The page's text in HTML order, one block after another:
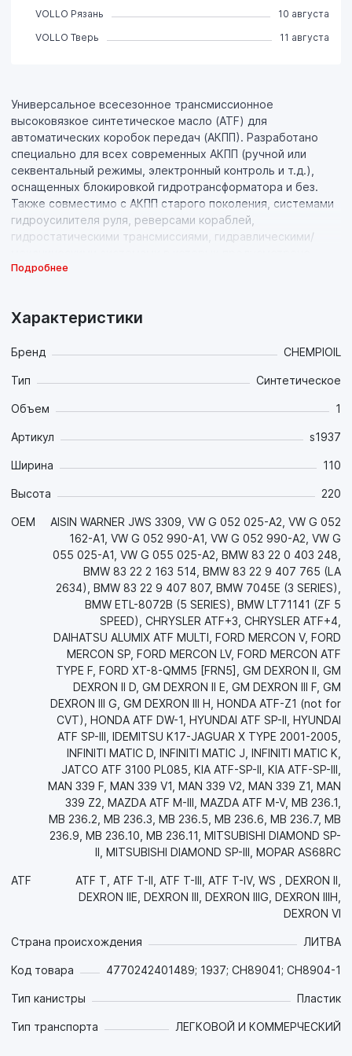
Универсальное всесезонное трансмиссионное
высоковязкое синтетическое масло (ATF) для
автоматических коробок передач (АКПП). Разработано
специально для всех современных АКПП (ручной или
секвентальный режимы, электронный контроль и т.д.),
оснащенных блокировкой гидротрансформатора и без.
Также совместимо с АКПП старого поколения, системами
гидроусилителя руля, реверсами кораблей,
гидростатическими трансмиссиями, гидравлическими/
использование жидкостей, соответствующих нормам
минимальный износ, продолжительный срок службы
основании требований компании AISIN WARNER.
Свойства продукта:
- Маловязкая синтетическая основа высочайшего
комбинации с многофункциональным пакетом присадок
температур: обеспечивает хорошие смазочные свойства
стабильную масляную плёнку при экстремальных
нагрузках и температурах летом;
- Высокотехнологичная комбинация присадок
обеспечивает хорошие антифрикционные свойства для
зубчатых зацеплений и необходимые фрикционные
свойства для фрикционных элементов, что обеспечивает
существенную экономию топлива, плавное без рывков
переключение передач и увеличение срока службы всех
элементов трансмиссии. Обеспечивает слаженную и
плавную работу сцепления. Предотвращает задир;
- Обладает повышенной термоокислительной и
химической стабильностью и стойкостью к
высокотемпературной термической деградации на
протяжении всего срока эксплуатации. Это позволяет
снизить образование шлама, лака, нагара и других
углеродистых отложений, увеличить интервал замены
масла и обеспечить долговечность деталей трансмиссии,
что снижает затраты на обслуживание техники;
- Защищает от коррозии металлические детали из черных
и цветных сплавов (особенно радиаторы) как в процессе
работы, так и в нерабочем состоянии;
- Эффективно противостоит аэрации и пенообразованию;
уплотнений, предотвращает их разбухание,
затвердевание и усадку, что позволяет снизить затраты на
запчасти и предотвращает утечки. Эффективно защищает
- Снижает шум.
Рекомендуется для АКПП американских производителей:
GM, FORD, CHRYSLER и т.д., азиатских: HYUNDAI/KIA,
европейских: BMW, CITROEN, FIAT, MB,VOLVO, PEUGEOT,
Подробнее
Характеристики
Бренд CHEMPIOIL
Тип Синтетическое
Объем 1
Артикул s1937
Ширина 110
Высота 220
OEM
AISIN WARNER JWS 3309, VW G 052 025-A2, VW G 052
162-A1, VW G 052 990-A1, VW G 052 990-A2, VW G
055 025-A1, VW G 055 025-A2, BMW 83 22 0 403 248,
BMW 83 22 2 163 514, BMW 83 22 9 407 765 (LA
2634), BMW 83 22 9 407 807, BMW 7045E (3 SERIES),
BMW ETL-8072B (5 SERIES), BMW LT71141 (ZF 5
SPEED), CHRYSLER ATF+3, CHRYSLER ATF+4,
DAIHATSU ALUMIX ATF MULTI, FORD MERCON V, FORD
MERCON SP, FORD MERCON LV, FORD MERCON ATF
TYPE F, FORD XT-8-QMM5 [FRN5], GM DEXRON II, GM
DEXRON II D, GM DEXRON II E, GM DEXRON III F, GM
DEXRON III G, GM DEXRON III H, HONDA ATF-Z1 (not for
CVT), HONDA ATF DW-1, HYUNDAI ATF SP-II, HYUNDAI
ATF SP-III, IDEMITSU K17-JAGUAR X TYPE 2001-2005,
INFINITI MATIC D, INFINITI MATIC J, INFINITI MATIC K,
JATCO ATF 3100 PL085, KIA ATF-SP-II, KIA ATF-SP-III,
MAN 339 F, MAN 339 V1, MAN 339 V2, MAN 339 Z1, MAN
339 Z2, MAZDA ATF M-III, MAZDA ATF M-V, MB 236.1,
MB 236.2, MB 236.3, MB 236.5, MB 236.6, MB 236.7, MB
236.9, MB 236.10, MB 236.11, MITSUBISHI DIAMOND SP-
II, MITSUBISHI DIAMOND SP-III, MOPAR AS68RC
ATF
ATF T, ATF T-II, ATF T-III, ATF T-IV, WS , DEXRON II,
DEXRON IIE, DEXRON III, DEXRON IIIG, DEXRON IIIH,
DEXRON VI
Страна происхождения ЛИТВА
Код товара 4770242401489; 1937; CH89041; CH8904-1
Тип канистры Пластик
Тип транспорта ЛЕГКОВОЙ И КОММЕРЧЕСКИЙ
VOLLO Рязань
10 августа
VOLLO Тверь
11 августа